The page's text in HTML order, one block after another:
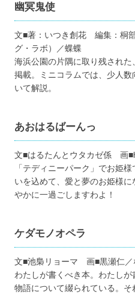
幽冥鬼使
文■著：いつき創花 編集：桐
グ・ラボ）／蝶蝶
海浜公園の片隅に取り残され
掲載。ミニコラムでは、少人
いて解説。
あおはるばーんっ
文■はるたんとウタカゼ係 画
「テディニーパーク」でお姫
いを込めて、愛と夢のお姫様
やかに一過ごしますわよ！
ケダモノオペラ
文■池梟リョーマ 画■黒瀬仁／
わたしが書くべき本。わたし
物語について綴られている。そ